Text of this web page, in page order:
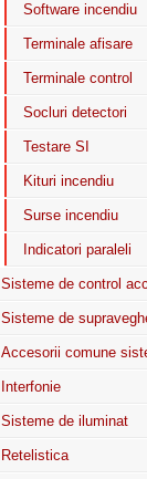
Software incendiu
Terminale afisare
Terminale control
Socluri detectori
Testare SI
Kituri incendiu
Surse incendiu
Indicatori paraleli
Sisteme de control
Sisteme de
Accesorii comune
Interfonie
Sisteme de iluminat
Retelistica